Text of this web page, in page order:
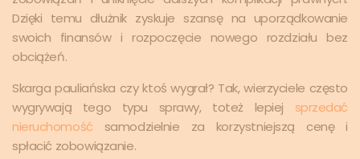
Dzięki temu dłużnik zyskuje szansę na uporządkowanie
swoich finansów i rozpoczęcie nowego rozdziału bez
obciążeń.
Skarga pauliańska czy ktoś wygrał? Tak, wierzyciele często
wygrywają tego typu sprawy, toteż lepiej sprzedać
nieruchomość samodzielnie za korzystniejszą cenę i
spłacić zobowiązanie.